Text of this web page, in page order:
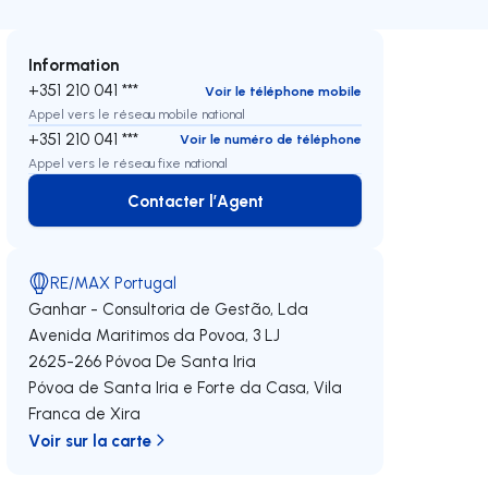
Information
+351 210 041 ***
Voir le téléphone mobile
Appel vers le réseau mobile national
+351 210 041 ***
Voir le numéro de téléphone
Appel vers le réseau fixe national
Contacter l’Agent
Contacter l’Agent
RE/MAX Portugal
Ganhar - Consultoria de Gestão, Lda
Avenida Maritimos da Povoa, 3 LJ
2625-266 Póvoa De Santa Iria
Póvoa de Santa Iria e Forte da Casa,Vila
Franca de Xira
Voir sur la carte